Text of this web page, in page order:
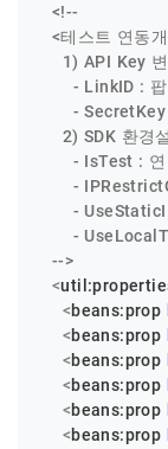
<!--
<테스트 연동
1) API Key
- LinkID :
-
2) SDK 환경
- IsTest :
-
-
-
  -->
<
<beans:prop
<beans:prop
<beans:prop
<beans:prop
<beans:prop
<beans:prop